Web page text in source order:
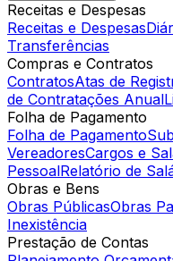
Receitas e Despesas
Receitas e Despesas
Transferências
Compras e Contratos
ContratosAtas de
de Contratações Anual
Folha de Pagamento
Folha de Pagamento
VereadoresCargos e
PessoalRelatório de
Obras e Bens
Obras PúblicasObras
Inexistência
Prestação de Contas